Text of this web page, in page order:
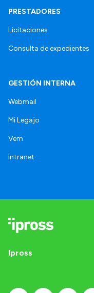
PRESTADORES
Licitaciones
Consulta de expedientes
GESTIÓN INTERNA
Webmail
Mi Legajo
Vem
Intranet
Ipross